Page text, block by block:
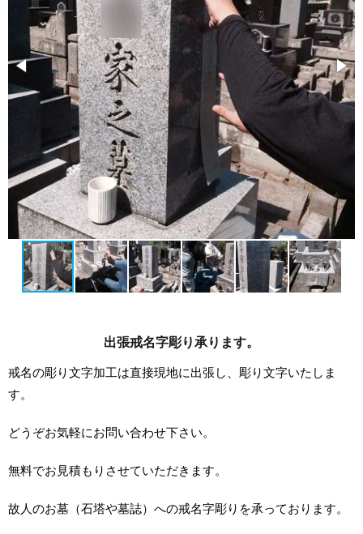
出張戒名字彫り承ります。
戒名の彫り文字加工は直接現地に出張し、彫り文字いたしま
す。
どうぞお気軽にお問い合わせ下さい。
無料でお見積もりさせていただきます。
故人のお墓（石塔や墓誌）への戒名字彫りを承っております。